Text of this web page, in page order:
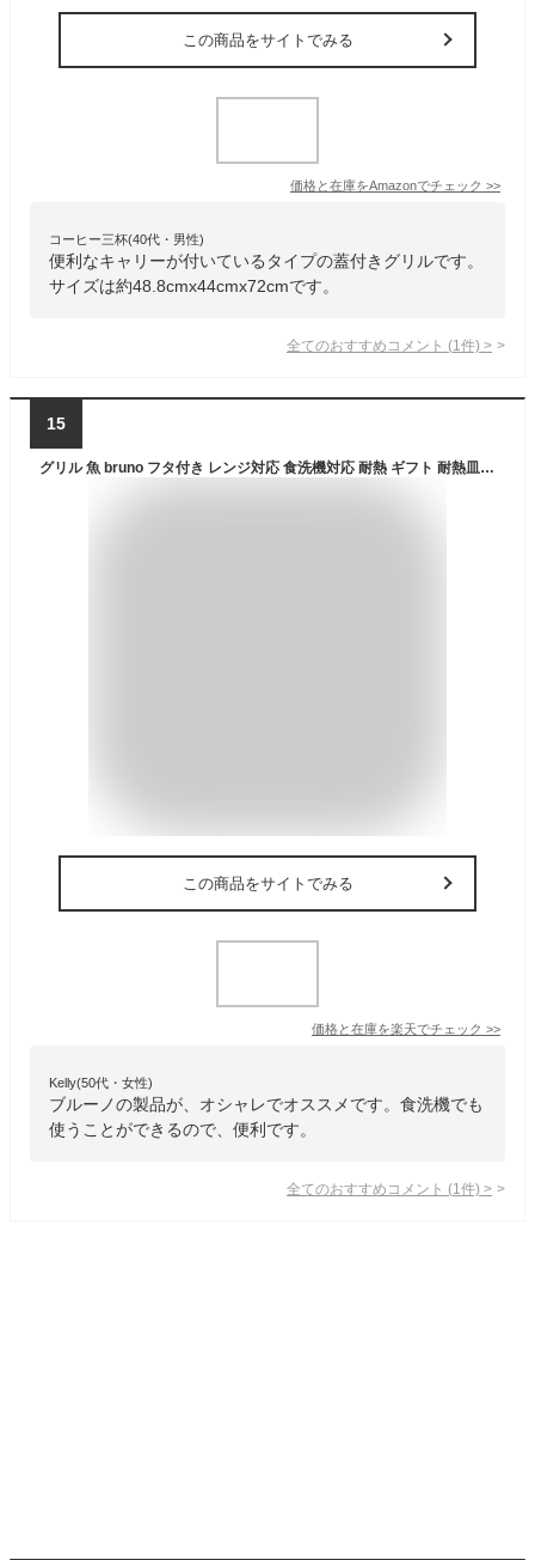
この商品をサイトでみる
価格と在庫をAmazonでチェック >>
コーヒー三杯(40代・男性)
便利なキャリーが付いているタイプの蓋付きグリルです。
サイズは約48.8cmx44cmx72cmです。
全てのおすすめコメント (1 件) >
15
グリル 魚 bruno フタ付き レンジ対応 食洗機対応 耐熱 ギフト 耐熱皿 グリルパン キャンプ グラタン皿 陶器 パーティー 簡単 耐熱陶器 トースター 北欧 蓋付き オーブン おしゃれ【ブルーノ BRUNO セラミックグリルパン BHK279】【ポイント10倍 送料無料】
この商品をサイトでみる
価格と在庫を楽天でチェック >>
Kelly(50代・女性)
ブルーノの製品が、オシャレでオススメです。食洗機でも
使うことができるので、便利です。
全てのおすすめコメント (1 件) >